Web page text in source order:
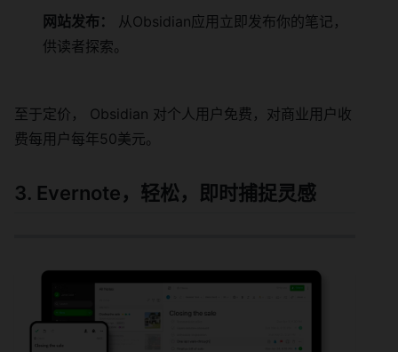
网站发布：
从Obsidian应用立即发布你的笔记，
供读者探索。
至于定价， Obsidian 对个人用户免费，对商业用户收
费每用户每年50美元。
3. Evernote，轻松，即时捕捉灵感